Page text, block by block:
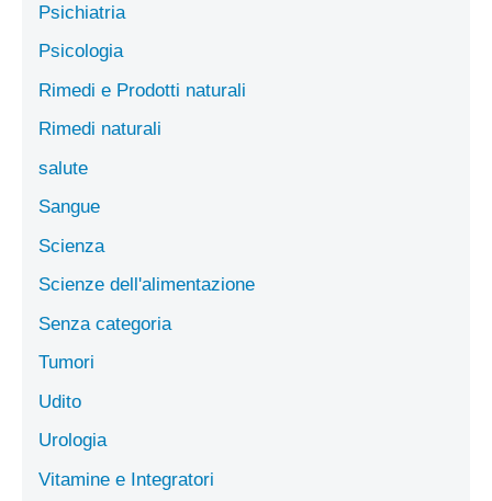
Psichiatria
Psicologia
Rimedi e Prodotti naturali
Rimedi naturali
salute
Sangue
Scienza
Scienze dell'alimentazione
Senza categoria
Tumori
Udito
Urologia
Vitamine e Integratori